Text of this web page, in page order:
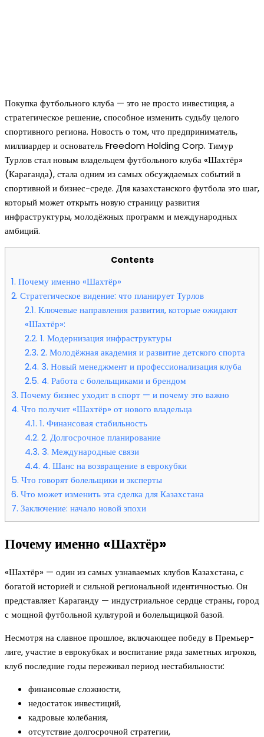
Покупка футбольного клуба — это не просто инвестиция, а
стратегическое решение, способное изменить судьбу целого
спортивного региона. Новость о том, что предприниматель,
миллиардер и основатель Freedom Holding Corp. Тимур
Турлов стал новым владельцем футбольного клуба «Шахтёр»
(Караганда), стала одним из самых обсуждаемых событий в
спортивной и бизнес-среде. Для казахстанского футбола это шаг,
который может открыть новую страницу развития
инфраструктуры, молодёжных программ и международных
амбиций.
Contents
1. Почему именно «Шахтёр»
2. Стратегическое видение: что планирует Турлов
2.1. Ключевые направления развития, которые ожидают
«Шахтёр»:
2.2. 1. Модернизация инфраструктуры
2.3. 2. Молодёжная академия и развитие детского спорта
2.4. 3. Новый менеджмент и профессионализация клуба
2.5. 4. Работа с болельщиками и брендом
3. Почему бизнес уходит в спорт — и почему это важно
4. Что получит «Шахтёр» от нового владельца
4.1. 1. Финансовая стабильность
4.2. 2. Долгосрочное планирование
4.3. 3. Международные связи
4.4. 4. Шанс на возвращение в еврокубки
5. Что говорят болельщики и эксперты
6. Что может изменить эта сделка для Казахстана
7. Заключение: начало новой эпохи
Почему именно «Шахтёр»
«Шахтёр» — один из самых узнаваемых клубов Казахстана, с
богатой историей и сильной региональной идентичностью. Он
представляет Караганду — индустриальное сердце страны, город
с мощной футбольной культурой и болельщицкой базой.
Несмотря на славное прошлое, включающее победу в Премьер-
лиге, участие в еврокубках и воспитание ряда заметных игроков,
клуб последние годы переживал период нестабильности:
финансовые сложности,
недостаток инвестиций,
кадровые колебания,
отсутствие долгосрочной стратегии,